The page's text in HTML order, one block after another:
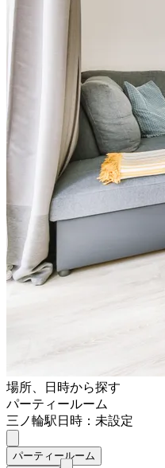
場所、日時から探す
パーティールーム
三ノ輪駅日時：未設定
パーティールーム